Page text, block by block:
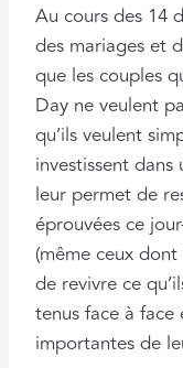
Au cours des 14
des mariages et
que les couples
Day ne veulent
qu’ils veulent
investissent
leur permet de
éprouvées ce
(même ceux
de revivre ce
tenus face à
importantes de